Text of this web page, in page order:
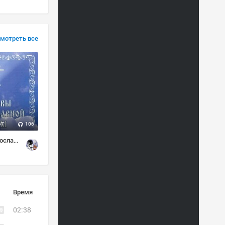
все
Основы православной веры.
106
Время
02:38